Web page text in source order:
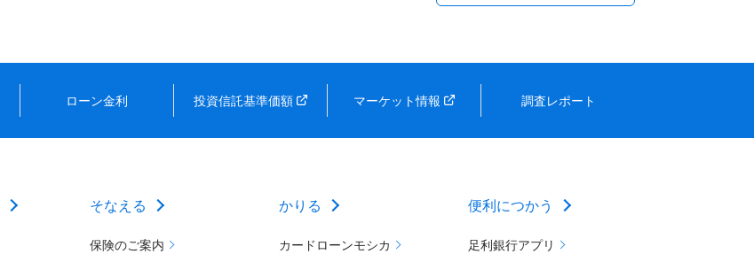
ローン金利 投資信託基準価額 マーケット情報 調査レポート
そなえる
保険のご案内
かりる
カードローンモシカ
便利につかう
足利銀行アプリ